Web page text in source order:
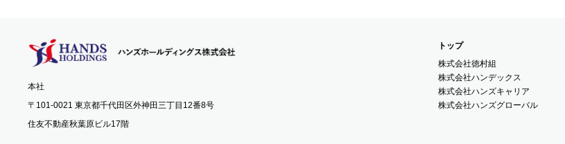
トップ
株式会社徳村組
株式会社ハンデックス
株式会社ハンズキャリア
株式会社ハンズグローバル
本社
〒101-0021 東京都千代田区外神田三丁目12番8号
住友不動産秋葉原ビル17階